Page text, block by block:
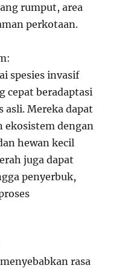
rumput, area
perkotaan.
spesies invasif
cepat beradaptasi
asli. Mereka dapat
ekosistem dengan
hewan kecil
juga dapat
penyerbuk,
rasa